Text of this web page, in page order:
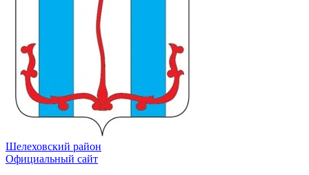
Шелеховский район
Официальный сайт